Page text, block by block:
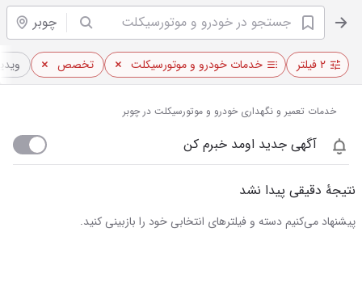
چوبر
۲ فیلتر خدمات خودرو و موتورسیکلت تخصص
خدمات تعمیر و نگهداری خودرو و موتورسیکلت در چوبر
آگهی جدید اومد خبرم کن
نتیجهٔ دقیقی پیدا نشد
پیشنهاد می‌کنیم دسته و فیلترهای انتخابی خود را بازبینی کنید.